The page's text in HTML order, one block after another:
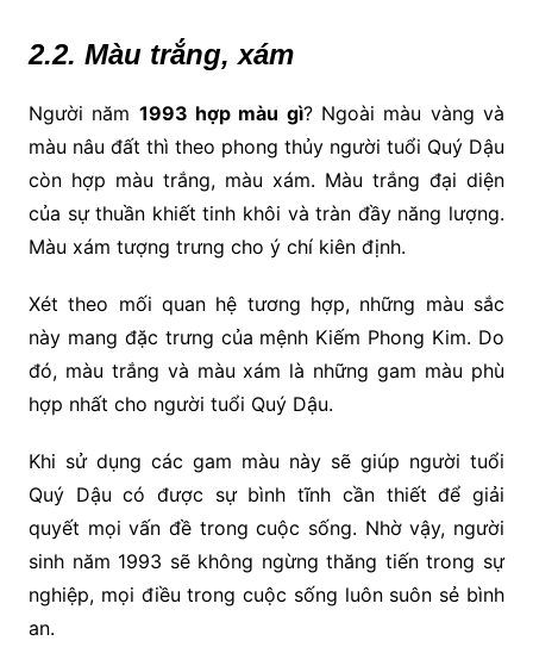
2.2. Màu trắng, xám
Người năm 1993 hợp màu gì? Ngoài màu vàng và
màu nâu đất thì theo phong thủy người tuổi Quý Dậu
còn hợp màu trắng, màu xám. Màu trắng đại diện
của sự thuần khiết tinh khôi và tràn đầy năng lượng.
Màu xám tượng trưng cho ý chí kiên định.
Xét theo mối quan hệ tương hợp, những màu sắc
này mang đặc trưng của mệnh Kiếm Phong Kim. Do
đó, màu trắng và màu xám là những gam màu phù
hợp nhất cho người tuổi Quý Dậu.
Khi sử dụng các gam màu này sẽ giúp người tuổi
Quý Dậu có được sự bình tĩnh cần thiết để giải
quyết mọi vấn đề trong cuộc sống. Nhờ vậy, người
sinh năm 1993 sẽ không ngừng thăng tiến trong sự
nghiệp, mọi điều trong cuộc sống luôn suôn sẻ bình
an.